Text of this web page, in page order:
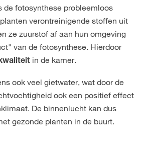
de fotosynthese probleemloos
verontreinigende stoffen uit
ze zuurstof af aan hun omgeving
van de fotosynthese. Hierdoor
in de kamer.
ook veel gietwater, wat door de
ook een positief effect
De binnenlucht kan dus
gezonde planten in de buurt.